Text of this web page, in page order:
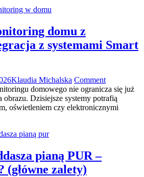
domu z
z systemami Smart
Klaudia Michalska Comment
domowego nie ogranicza się już
obrazu. Dzisiejsze systemy potrafią
oświetleniem czy elektronicznymi
pianą PUR –
(główne zalety)